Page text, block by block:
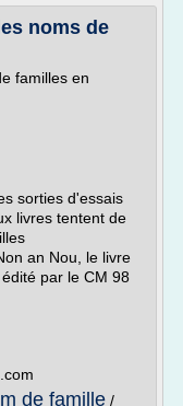
noms de
familles en
sorties d'essais
livres tentent de
an Nou, le livre
par le CM 98
de famille /